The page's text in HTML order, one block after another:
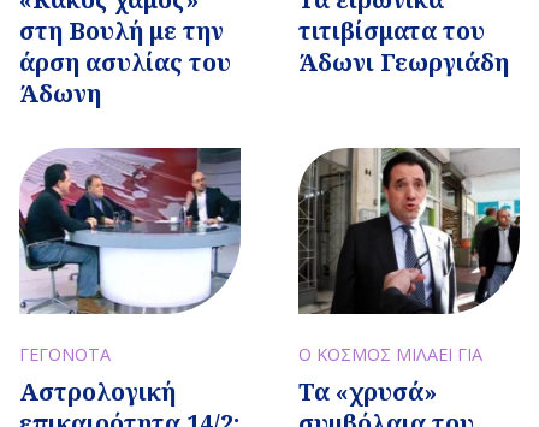
στη Βουλή με την
άρση ασυλίας του
Άδωνη
τιτιβίσματα του
Άδωνι Γεωργιάδη
ΓΕΓΟΝΟΤΑ
Αστρολογική
Ο ΚΟΣΜΟΣ ΜΙΛΑΕΙ ΓΙΑ
Τα «χρυσά»